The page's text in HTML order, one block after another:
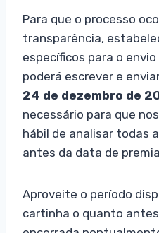
Para que o processo
transparência,
específicos para o
poderá escrever e
24 de dezembro de
necessário para que
hábil de analisar todas
antes da data de
Aproveite o período
cartinha o quanto